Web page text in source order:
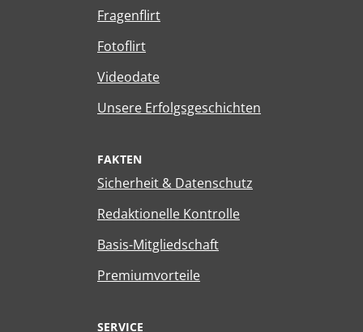
Fragenflirt
Fotoflirt
Videodate
Unsere Erfolgsgeschichten
FAKTEN
Sicherheit & Datenschutz
Redaktionelle Kontrolle
Basis-Mitgliedschaft
Premiumvorteile
SERVICE